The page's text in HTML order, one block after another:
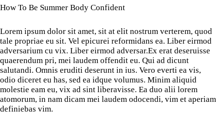
How To Be Summer Body Confident
Lorem ipsum dolor sit amet, sit at elit nostrum verterem, quod
tale propriae eu sit. Vel epicurei reformidans ea. Liber eirmod
adversarium cu vix. Liber eirmod adversar.Ex erat deseruisse
quaerendum pri, mei laudem offendit eu. Qui ad dicunt
salutandi. Omnis eruditi deserunt in ius. Vero everti ea vis,
odio diceret eu has, sed ea idque volumus. Minim aliquid
molestie eam eu, vix ad sint liberavisse. Ea duo alii lorem
atomorum, in nam dicam mei laudem odocendi, vim et aperiam
definiebas vim.